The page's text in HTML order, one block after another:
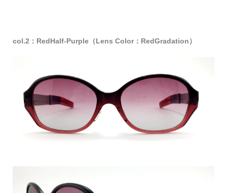
col.2：RedHalf-Purple（Lens Color：RedGradation）